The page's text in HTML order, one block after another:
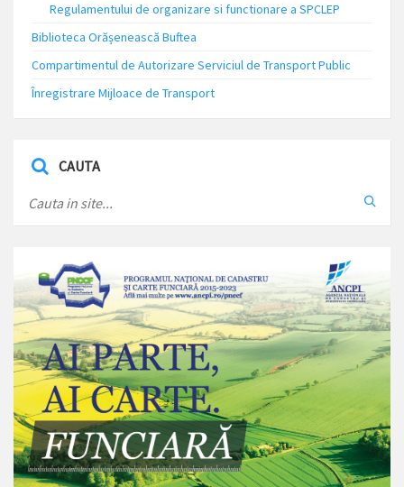
Regulamentului de organizare si functionare a SPCLEP
Biblioteca Orășenească Buftea
Compartimentul de Autorizare Serviciul de Transport Public
Înregistrare Mijloace de Transport
CAUTA